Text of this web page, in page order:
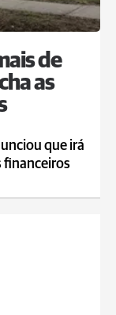
de
as
que irá
financeiros